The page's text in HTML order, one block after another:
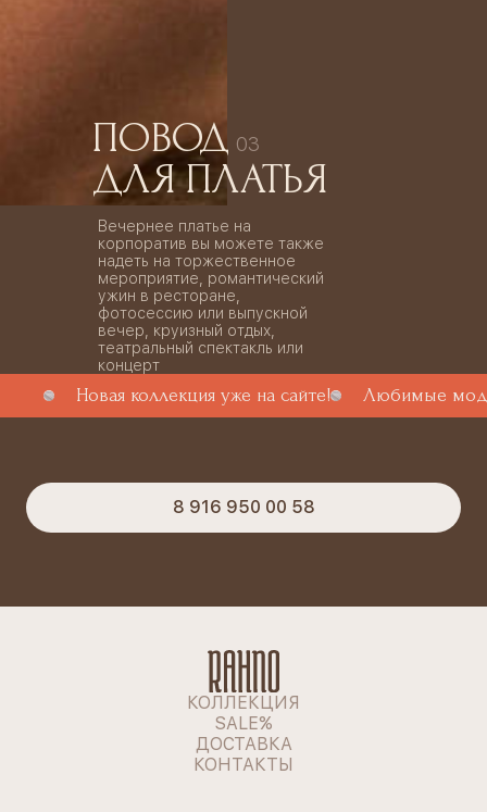
ПОВОД03
ДЛЯ ПЛАТЬЯ
Вечернее платье на
корпоратив вы можете также
надеть на торжественное
мероприятие, романтический
ужин в ресторане,
фотосессию или выпускной
вечер, круизный отдых,
театральный спектакль или
концерт
Новая коллекция уже на сайте! Любимые
8 916 950 00 58
КОЛЛЕКЦИЯ
SALE%
ДОСТАВКА
КОНТАКТЫ